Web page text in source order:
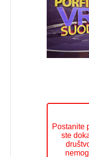
Postanite
ste